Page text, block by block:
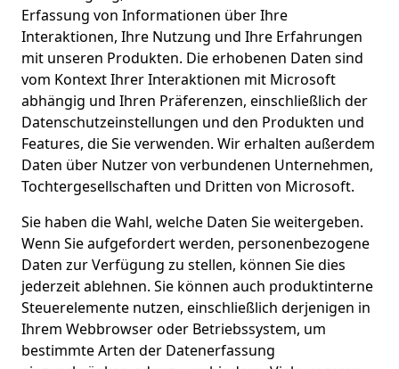
Erfassung von Informationen über Ihre
Interaktionen, Ihre Nutzung und Ihre Erfahrungen
mit unseren Produkten. Die erhobenen Daten sind
vom Kontext Ihrer Interaktionen mit Microsoft
abhängig und Ihren Präferenzen, einschließlich der
Datenschutzeinstellungen und den Produkten und
Features, die Sie verwenden. Wir erhalten außerdem
Daten über Nutzer von verbundenen Unternehmen,
Tochtergesellschaften und Dritten von Microsoft.
Sie haben die Wahl, welche Daten Sie weitergeben.
Wenn Sie aufgefordert werden, personenbezogene
Daten zur Verfügung zu stellen, können Sie dies
jederzeit ablehnen. Sie können auch produktinterne
Steuerelemente nutzen, einschließlich derjenigen in
Ihrem Webbrowser oder Betriebssystem, um
bestimmte Arten der Datenerfassung